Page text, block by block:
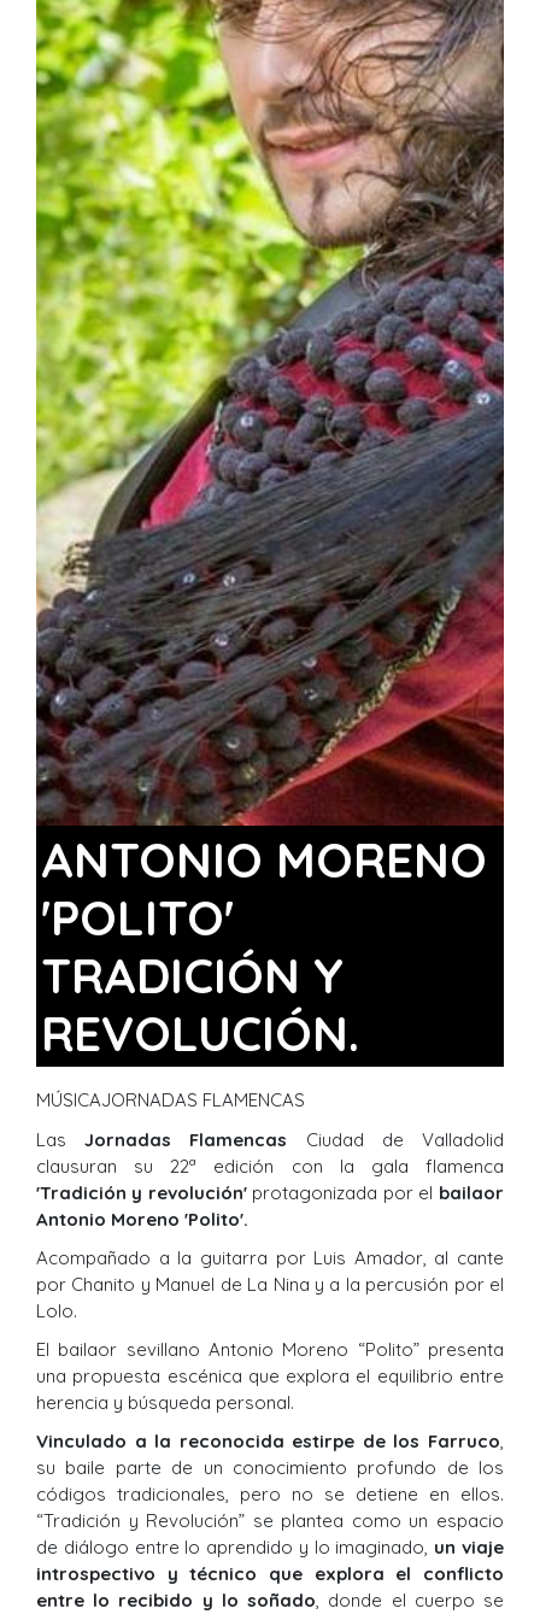
ANTONIO MORENO
'POLITO'
TRADICIÓN Y
REVOLUCIÓN.
MÚSICAJORNADAS FLAMENCAS
Las Jornadas Flamencas Ciudad de Valladolid
clausuran su 22ª edición con la gala flamenca
'Tradición y revolución'protagonizada por el bailaor
Antonio Moreno 'Polito'.
Acompañado a la guitarra por Luis Amador, al cante
por Chanito y Manuel de La Nina y a la percusión por el
Lolo.
El bailaor sevillano Antonio Moreno “Polito” presenta
una propuesta escénica que explora el equilibrio entre
herencia y búsqueda personal.
Vinculado a la reconocida estirpe de los Farruco,
su baile parte de un conocimiento profundo de los
códigos tradicionales, pero no se detiene en ellos.
“Tradición y Revolución” se plantea como un espacio
de diálogo entre lo aprendido y lo imaginado, un viaje
introspectivo y técnico que explora el conflicto
entre lo recibido y lo soñado, donde el cuerpo se